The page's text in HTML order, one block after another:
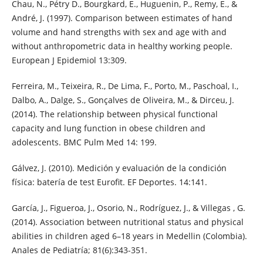
Chau, N., Pétry D., Bourgkard, E., Huguenin, P., Remy, E., &
André, J. (1997). Comparison between estimates of hand
volume and hand strengths with sex and age with and
without anthropometric data in healthy working people.
European J Epidemiol 13:309.
Ferreira, M., Teixeira, R., De Lima, F., Porto, M., Paschoal, I.,
Dalbo, A., Dalge, S., Gonçalves de Oliveira, M., & Dirceu, J.
(2014). The relationship between physical functional
capacity and lung function in obese children and
adolescents. BMC Pulm Med 14: 199.
Gálvez, J. (2010). Medición y evaluación de la condición
física: batería de test Eurofit. EF Deportes. 14:141.
García, J., Figueroa, J., Osorio, N., Rodríguez, J., & Villegas , G.
(2014). Association between nutritional status and physical
abilities in children aged 6–18 years in Medellin (Colombia).
Anales de Pediatría; 81(6):343-351.